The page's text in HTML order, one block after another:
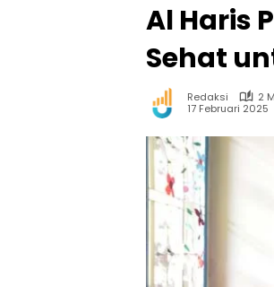
Al Haris
Sehat
Redaksi
2
17 Februari 2025